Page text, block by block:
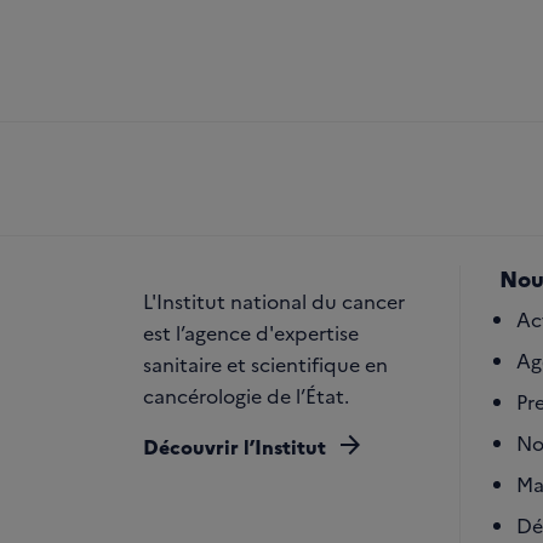
L'Institut national du cancer
est l’agence d'expertise
sanitaire et scientifique en
cancérologie de l’État.
Découvrir l’Institut arrow_forward